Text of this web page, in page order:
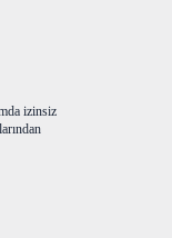
izinsiz